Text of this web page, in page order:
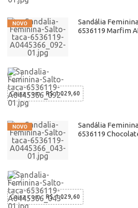
Sandália
6536119 Marfim
Caixa com: R$ 1.029,60
Sandália
6536119
Caixa com: R$ 1.029,60